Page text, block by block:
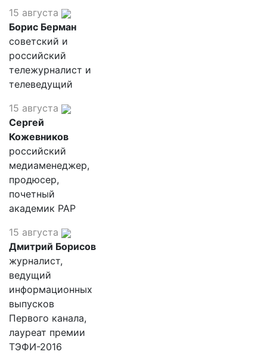
15 августа
Борис Берман
советский и
российский
тележурналист и
телеведущий
15 августа
Сергей
Кожевников
российский
медиаменеджер,
продюсер,
почетный
академик РАР
15 августа
Дмитрий Борисов
журналист,
ведущий
информационных
выпусков
Первого канала,
лауреат премии
ТЭФИ-2016